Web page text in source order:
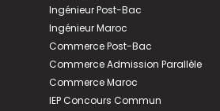
Ingénieur Post-Bac
Ingénieur Maroc
Commerce Post-Bac
Commerce Admission Parallèle
Commerce Maroc
IEP Concours Commun